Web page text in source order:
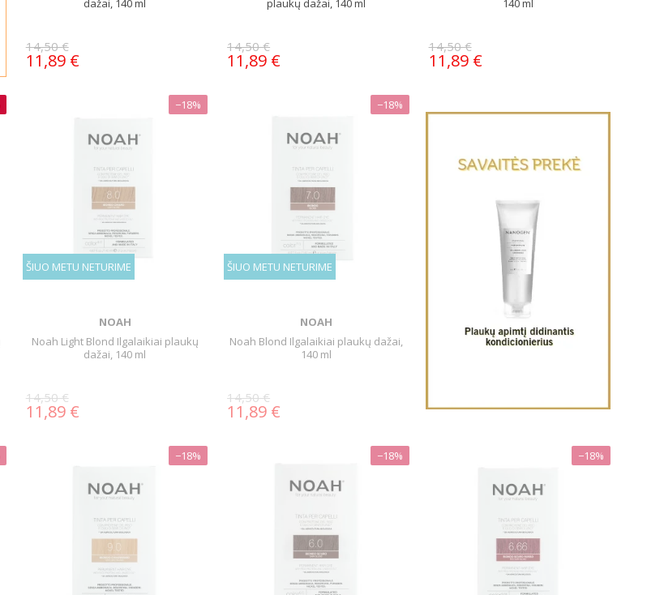
14,50 €
11,89 €
14,50 €
11,89 €
14,50 €
11,89 €
ŠIUO METU NETURIME
−18%
NOAH
Noah Light Blond Ilgalaikiai plaukų
dažai, 140 ml
14,50 €
11,89 €
ŠIUO METU NETURIME
−18%
NOAH
Noah Blond Ilgalaikiai plaukų dažai,
140 ml
14,50 €
11,89 €
−18% −18% −18%